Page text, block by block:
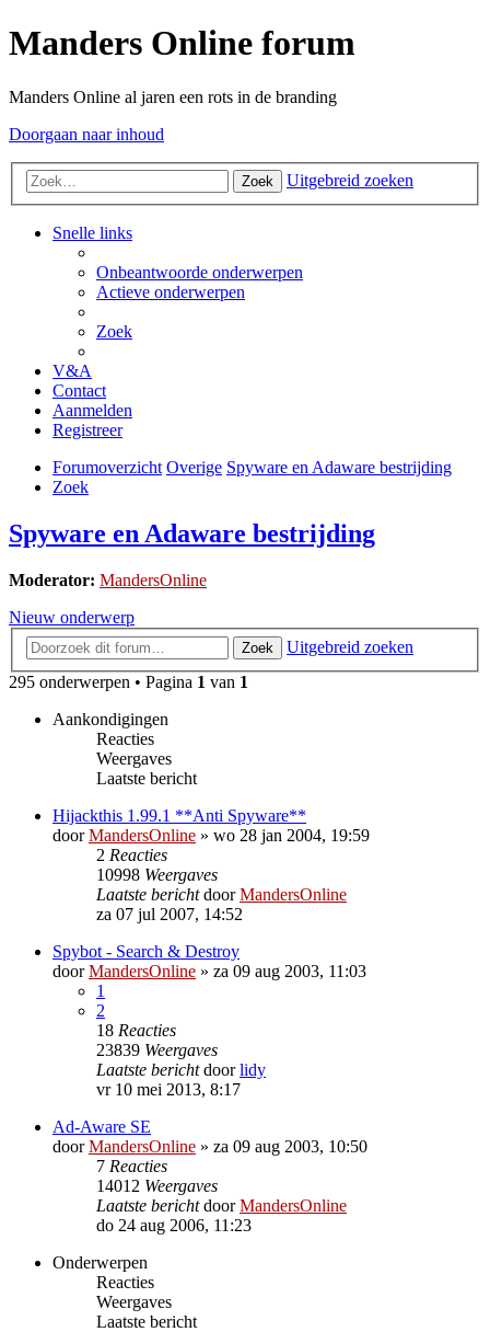
Manders Online forum
Manders Online al jaren een rots in de branding
Doorgaan naar inhoud
Zoek Uitgebreid zoeken
Snelle links
Onbeantwoorde onderwerpen
Actieve onderwerpen
Zoek
V&A
Contact
Aanmelden
Registreer
Forumoverzicht Overige Spyware en Adaware bestrijding
Zoek
Spyware en Adaware bestrijding
Moderator: MandersOnline
Nieuw onderwerp
Zoek
Uitgebreid zoeken
295 onderwerpen • Pagina 1 van 1
Aankondigingen
Reacties
Weergaves
Laatste bericht
Hijackthis 1.99.1 **Anti Spyware**
doorMandersOnline » wo 28 jan 2004, 19:59
2 Reacties
10998 Weergaves
Laatste berichtdoorMandersOnline
za 07 jul 2007, 14:52
Spybot - Search & Destroy
doorMandersOnline » za 09 aug 2003, 11:03
1
2
18 Reacties
23839 Weergaves
Laatste berichtdoorlidy
vr 10 mei 2013, 8:17
Ad-Aware SE
doorMandersOnline » za 09 aug 2003, 10:50
7 Reacties
14012 Weergaves
Laatste berichtdoorMandersOnline
do 24 aug 2006, 11:23
Onderwerpen
Reacties
Weergaves
Laatste bericht